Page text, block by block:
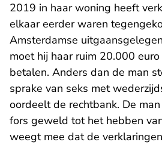
2019 in haar woning heeft
elkaar eerder waren
Amsterdamse
moet hij haar ruim 20.000
betalen. Anders dan de man
sprake van seks met
oordeelt de rechtbank. De
fors geweld tot het hebben
weegt mee dat de